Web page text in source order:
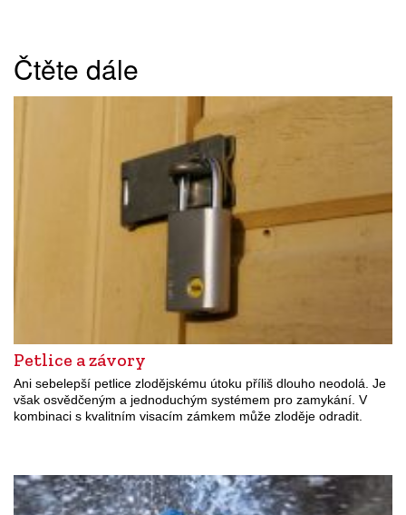
Čtěte dále
Petlice a závory
Ani sebelepší petlice zlodějskému útoku příliš dlouho neodolá. Je
však osvědčeným a jednoduchým systémem pro zamykání. V
kombinaci s kvalitním visacím zámkem může zloděje odradit.